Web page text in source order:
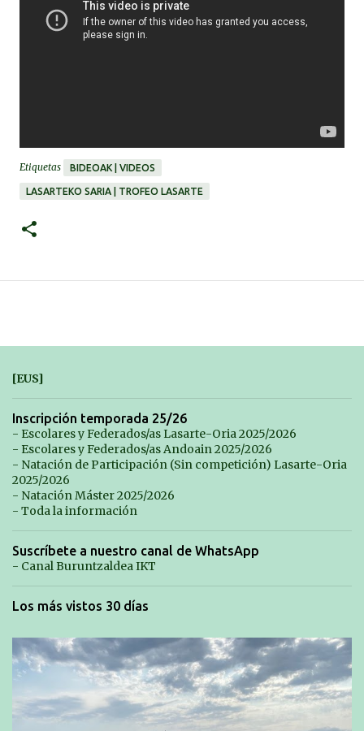
Etiquetas BIDEOAK | VIDEOS
LASARTEKO SARIA | TROFEO LASARTE
[EUS]
Inscripción temporada 25/26
- Escolares y Federados/as Lasarte-Oria 2025/2026
- Escolares y Federados/as Andoain 2025/2026
- Natación de Participación (Sin competición) Lasarte-Oria
2025/2026
- Natación Máster 2025/2026
- Toda la información
Suscríbete a nuestro canal de WhatsApp
- Canal Buruntzaldea IKT
Los más vistos 30 días